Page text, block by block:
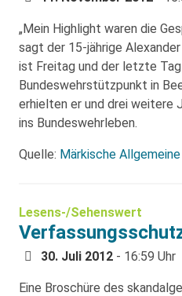
„Mein Highlight waren die
sagt der 15-jährige
ist Freitag und der letzte
Bundeswehrstützpunkt in
erhielten er und drei weitere
ins Bundeswehrleben.
Quelle: Märkische Allgemeine
Lesens-/Sehenswert
30. Juli 2012 - 16:59 Uhr
Eine Broschüre des